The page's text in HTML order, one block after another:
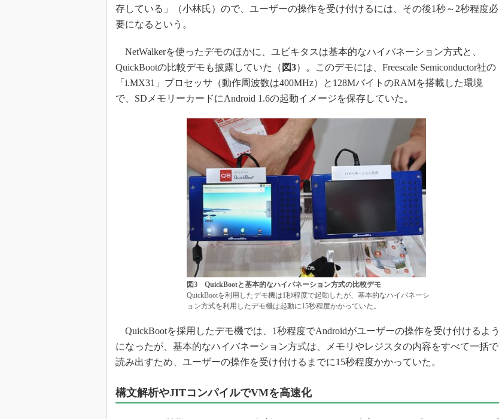
存している」（小林氏）ので、ユーザーの操作を受け付けるには、その後1秒～2秒程度必
要になるという。
NetWalkerを使ったデモのほかに、ユビキタスは基本的なハイバネーション方式と、
QuickBootの比較デモも披露していた（ 図3）。このデモには、Freescale Semiconductor社の
「i.MX31」プロセッサ（動作周波数は400MHz）と128MバイトのRAMを搭載した環境
で、SDメモリーカードにAndroid 1.6の起動イメージを保存していた。
図3 QuickBootと基本的なハイバネーション方式の比較デモ
QuickBootを利用したデモ機は1秒程度で起動したが、基本的なハイバネーシ
ョン方式を利用したデモ機は起動に15秒程度かかっていた。
QuickBootを採用したデモ機では、1秒程度でAndroidがユーザーの操作を受け付けるよう
になったが、基本的なハイバネーション方式は、メモリやレジスタの内容をすべて一括で
読み出すため、ユーザーの操作を受け付けるまでに15秒程度かかっていた。
構文解析やJITコンパイルでVMを高速化